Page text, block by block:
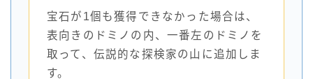
宝石が1個も獲得できなかった場合は、
表向きのドミノの内、一番左のドミノを
取って、伝説的な探検家の山に追加しま
す。